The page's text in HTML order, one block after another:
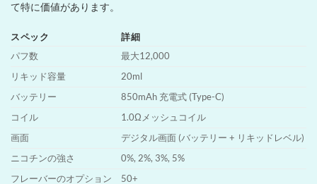
て特に価値があります。
スペック
詳細
パフ数
最大12,000
リキッド容量
20ml
バッテリー
850mAh 充電式 (Type-C)
コイル
1.0Ωメッシュコイル
画面
デジタル画面 (バッテリー + リキッドレベル)
ニコチンの強さ
0%, 2%, 3%, 5%
フレーバーのオプション
50+